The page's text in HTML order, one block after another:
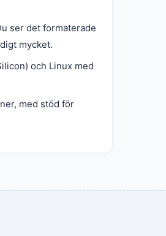
ser det formaterade
mycket.
och Linux med
med stöd för